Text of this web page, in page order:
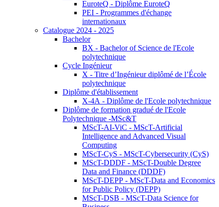
EuroteQ - Diplôme EuroteQ
PEI - Programmes d'échange
internationaux
Catalogue 2024 - 2025
Bachelor
BX - Bachelor of Science de l'Ecole
polytechnique
Cycle Ingénieur
X - Titre d’Ingénieur diplômé de l’École
polytechnique
Diplôme d'établissement
X-4A - Diplôme de l'Ecole polytechnique
Diplôme de formation gradué de l'Ecole
Polytechnique -MSc&T
MScT-AI-ViC - MScT-Artificial
Intelligence and Advanced Visual
Computing
MScT-CyS - MScT-Cybersecurity (CyS)
MScT-DDDF - MScT-Double Degree
Data and Finance (DDDF)
MScT-DEPP - MScT-Data and Economics
for Public Policy (DEPP)
MScT-DSB - MScT-Data Science for